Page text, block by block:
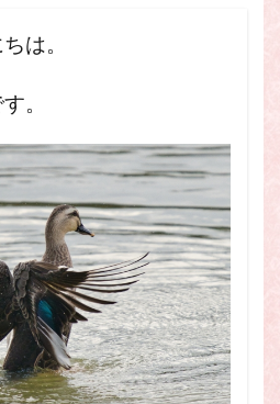
は。
。
療法
師養成講座
願いが叶う祈り方
占いセラピー
おまじない
サイコセラピー
リチュアル・カウンセラー
ラーになりたい
リング
ン
ュアル・カウンセラー、スピリチュ
たい、スピリチュアル・カウンセリ